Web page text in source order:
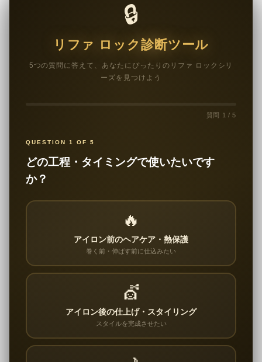
🔒
リファ ロック診断ツール
5つの質問に答えて、あなたにぴったりのリファ ロックシリ
ーズを見つけよう
質問 1 / 5
QUESTION 1 OF 5
どの工程・タイミングで使いたいです
か？
🔥
アイロン前のヘアケア・熱保護
巻く前・伸ばす前に仕込みたい
💇
アイロン後の仕上げ・スタイリング
スタイルを完成させたい